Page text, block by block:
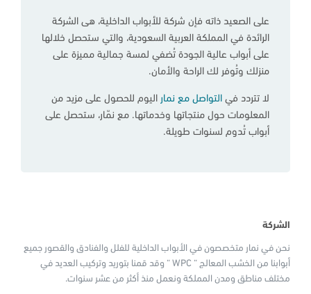
على الصعيد ذاته فإن شركة للأبواب الداخلية، هى الشركة
الرائدة في المملكة العربية السعودية، والتي ستحصل خلالها
على أبواب عالية الجودة تُضفي لمسة جمالية مميزة على
منزلك وتُوفر لك الراحة والأمان.
لا تتردد في التواصل مع نمار اليوم للحصول على مزيد من
المعلومات حول منتجاتها وخدماتها. مع نمّار، ستحصل على
أبواب تُدوم لسنوات طويلة.
الشركة
نحن في نمار متخصصون في الأبواب الداخلية للفلل والفنادق والقصور جميع
أبوابنا من الخشب المعالج “ WPC “ وقد قمنا بتوريد وتركيب العديد في
مختلف مناطق ومدن المملكة ونعمل منذ أكثر من عشر سنوات.